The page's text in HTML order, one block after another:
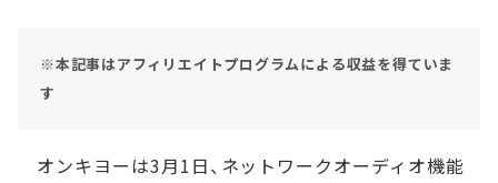
※本記事はアフィリエイトプログラムによる収益を得ていま
す
オンキヨーは3月1日、ネットワークオーディオ機能